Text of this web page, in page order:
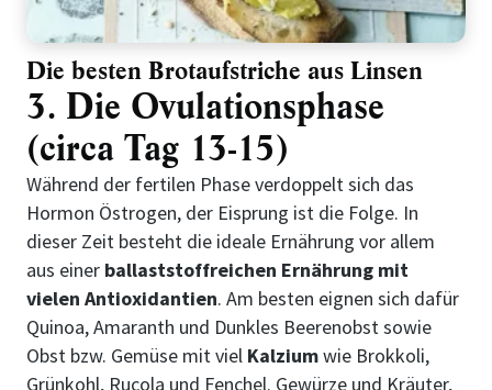
Die besten Brotaufstriche aus Linsen
3. Die Ovulationsphase
(circa Tag 13-15)
Während der fertilen Phase verdoppelt sich das
Hormon Östrogen, der Eisprung ist die Folge. In
dieser Zeit besteht die ideale Ernährung vor allem
aus einer ballaststoffreichen Ernährung mit
vielen Antioxidantien. Am besten eignen sich dafür
Quinoa, Amaranth und Dunkles Beerenobst sowie
Obst bzw. Gemüse mit viel Kalziumwie Brokkoli,
Grünkohl, Rucola und Fenchel. Gewürze und Kräuter,